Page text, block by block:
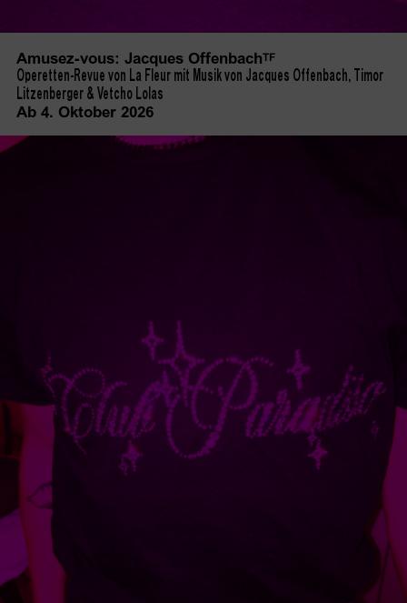
Amusez-vous: Jacques OffenbachTF
Operetten-Revue von La Fleur mit Musik von Jacques Offenbach, Timor
Litzenberger & Vetcho Lolas
Ab 4. Oktober 2026